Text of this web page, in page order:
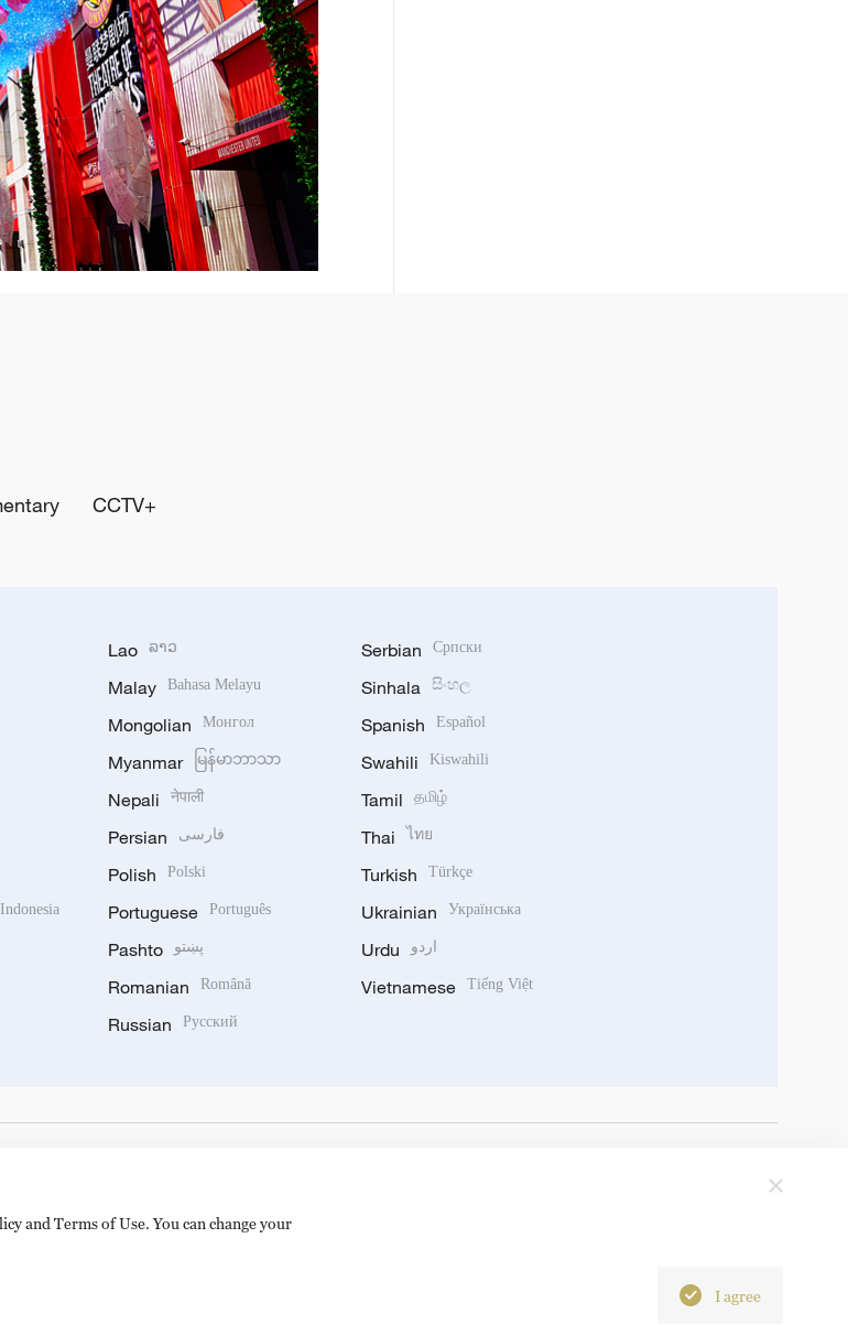
CCTV+
Lao ລາວ
Malay Bahasa Melayu
Mongolian Монгол
Myanmar မြန်မာဘာသာ
Nepali नेपाली
Persian فارسی
Polish Polski
Portuguese Português
Pashto پښتو
Romanian Română
Russian Русский
Serbian Српски
Sinhala සිංහල
Spanish Español
Swahili Kiswahili
Tamil தமிழ்
Thai ไทย
Turkish Türkçe
Ukrainian Українська
Urdu اردو
Vietnamese Tiếng Việt
and Terms of Use. You can change your
I agree